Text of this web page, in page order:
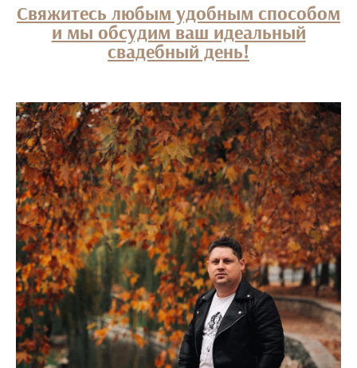
Свяжитесь любым удобным способом
и мы обсудим ваш идеальный
свадебный день!